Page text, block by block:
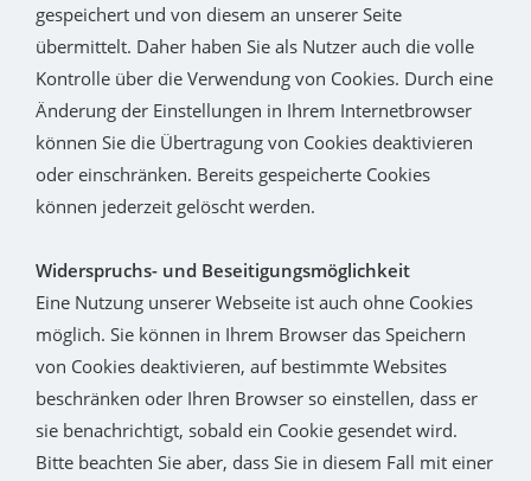
gespeichert und von diesem an unserer Seite
übermittelt. Daher haben Sie als Nutzer auch die volle
Kontrolle über die Verwendung von Cookies. Durch eine
Änderung der Einstellungen in Ihrem Internetbrowser
können Sie die Übertragung von Cookies deaktivieren
oder einschränken. Bereits gespeicherte Cookies
können jederzeit gelöscht werden.
Widerspruchs- und Beseitigungsmöglichkeit
Eine Nutzung unserer Webseite ist auch ohne Cookies
möglich. Sie können in Ihrem Browser das Speichern
von Cookies deaktivieren, auf bestimmte Websites
beschränken oder Ihren Browser so einstellen, dass er
sie benachrichtigt, sobald ein Cookie gesendet wird.
Bitte beachten Sie aber, dass Sie in diesem Fall mit einer